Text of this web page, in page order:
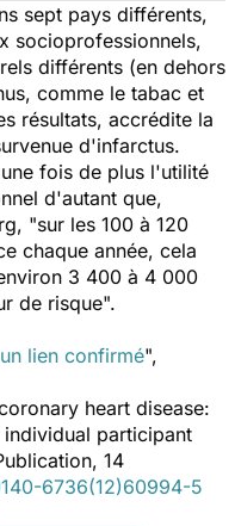
sept pays différents,
socioprofessionnels,
différents (en dehors
comme le tabac et
résultats, accrédite la
d'infarctus.
fois de plus l'utilité
d'autant que,
"sur les 100 à 120
chaque année, cela
3 400 à 4 000
de risque".
lien confirmé",
heart disease:
participant
14
6736(12)60994-5